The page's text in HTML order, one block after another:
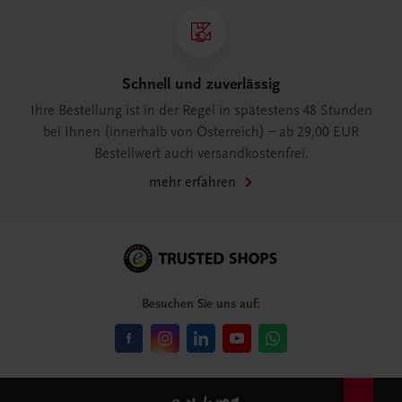
Schnell und zuverlässig
Ihre Bestellung ist in der Regel in spätestens 48 Stunden
bei Ihnen (innerhalb von Österreich) – ab 29,00 EUR
Bestellwert auch versandkostenfrei.
mehr erfahren
Besuchen Sie uns auf: